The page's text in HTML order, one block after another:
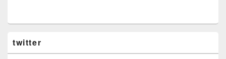
twitter